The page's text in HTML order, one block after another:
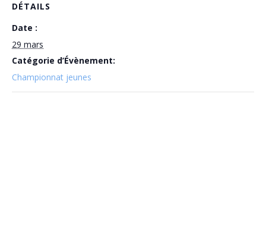
DÉTAILS
Date :
29 mars
Catégorie d’Évènement:
Championnat jeunes